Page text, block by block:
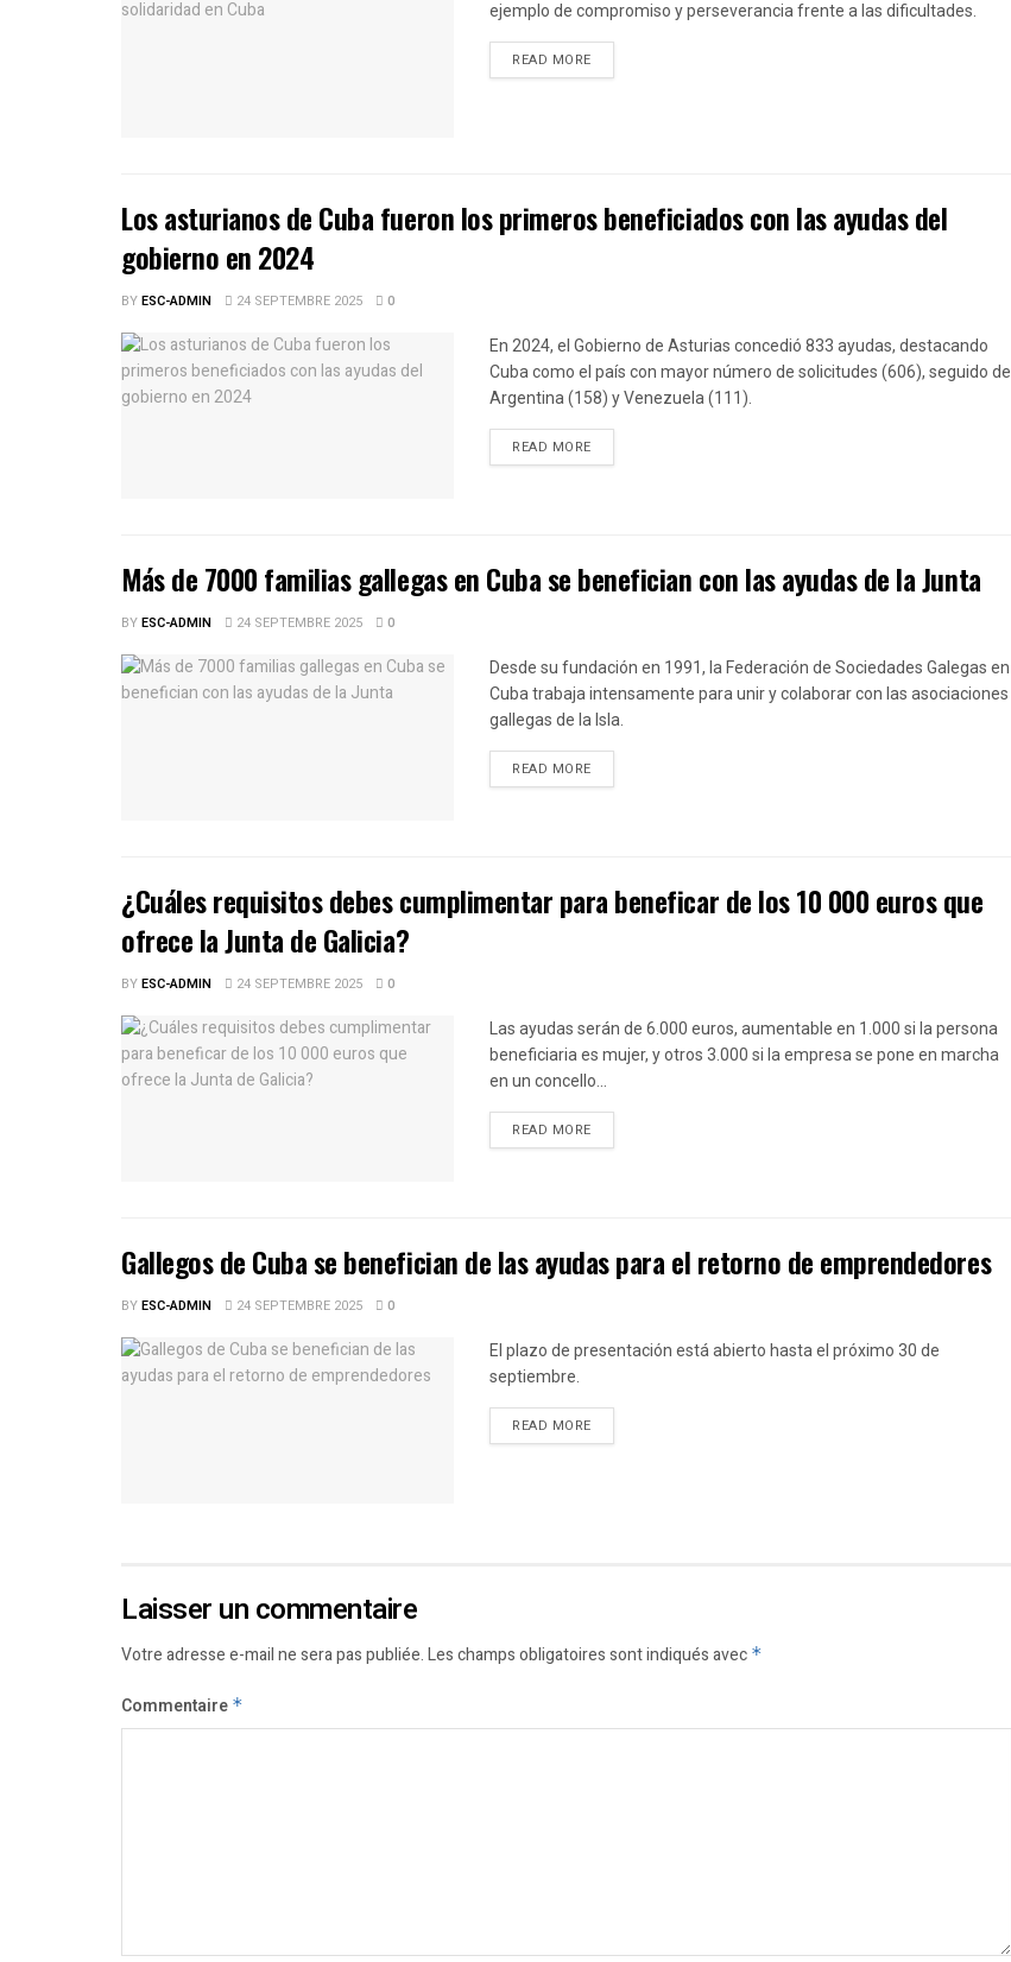
ejemplo de compromiso y perseverancia frente a las dificultades.
READ MOREDETAILS
Los asturianos de Cuba fueron los primeros beneficiados con las ayudas del
gobierno en 2024
BYESC-ADMIN 24 SEPTEMBRE 2025 0
En 2024, el Gobierno de Asturias concedió 833 ayudas, destacando
Cuba como el país con mayor número de solicitudes (606), seguido de
Argentina (158) y Venezuela (111).
READ MOREDETAILS
Más de 7000 familias gallegas en Cuba se benefician con las ayudas de la Junta
BYESC-ADMIN 24 SEPTEMBRE 2025 0
Desde su fundación en 1991, la Federación de Sociedades Galegas en
Cuba trabaja intensamente para unir y colaborar con las asociaciones
gallegas de la Isla.
READ MOREDETAILS
¿Cuáles requisitos debes cumplimentar para beneficar de los 10 000 euros que
ofrece la Junta de Galicia?
BYESC-ADMIN 24 SEPTEMBRE 2025 0
Las ayudas serán de 6.000 euros, aumentable en 1.000 si la persona
beneficiaria es mujer, y otros 3.000 si la empresa se pone en marcha
en un concello...
READ MOREDETAILS
Gallegos de Cuba se benefician de las ayudas para el retorno de emprendedores
BYESC-ADMIN 24 SEPTEMBRE 2025 0
El plazo de presentación está abierto hasta el próximo 30 de
septiembre.
READ MOREDETAILS
Laisser un commentaire
Votre adresse e-mail ne sera pas publiée.Les champs obligatoires sont indiqués avec *
Commentaire *